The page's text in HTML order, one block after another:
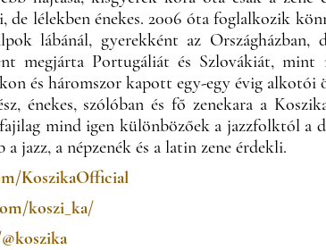
de lélekben énekes. 2006 óta foglalkozik
lábánál, gyerekként az
megjárta Portugáliát és Szlovákiát, mint
és háromszor kapott egy-egy évig
énekes, szólóban és fő zenekara a
mind igen különbözőek a jazzfolktól a
jazz, a népzenék és a latin zene érdekli.
KoszikaOfficial
koszi_ka/